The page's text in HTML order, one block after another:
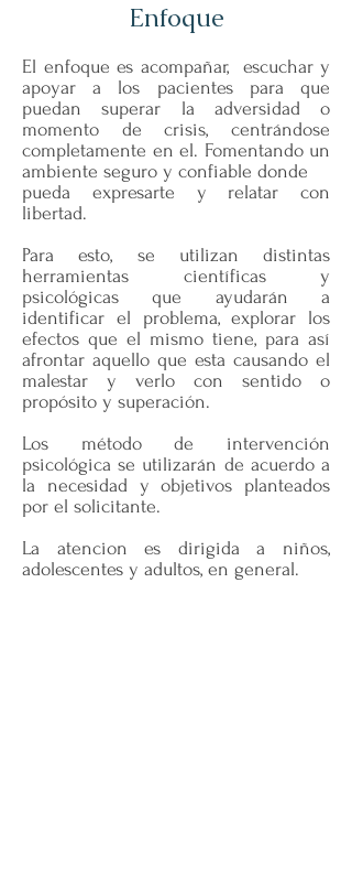
Enfoque
El enfoque es acompañar, escuchar y
apoyar a los pacientes para que
puedan superar la adversidad o
momento de crisis, centrándose
completamente en el. Fomentando un
ambiente seguro y confiable donde
pueda expresarte y relatar con
libertad.
Para esto, se utilizan distintas
herramientas científicas y
psicológicas que ayudarán a
identificar el problema, explorar los
efectos que el mismo tiene, para así
afrontar aquello que esta causando el
malestar y verlo con sentido o
propósito y superación.
Los método de intervención
psicológica se utilizarán de acuerdo a
la necesidad y objetivos planteados
por el solicitante.
La atencion es dirigida a niños,
adolescentes y adultos, en general.